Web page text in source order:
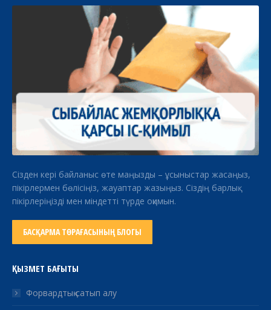
Сізден кері байланыс өте маңызды – ұсыныстар жасаңыз,
пікірлермен бөлісіңіз, жауаптар жазыңыз. Сіздің барлық
пікірлеріңізді мен міндетті түрде оқимын.
БАСҚАРМА ТӨРАҒАСЫНЫҢ БЛОГЫ
ҚЫЗМЕТ БАҒЫТЫ
Форвардтық сатып алу